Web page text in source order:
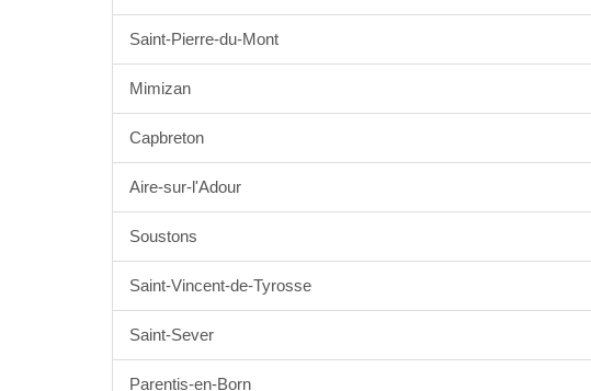
Saint-Pierre-du-Mont
Mimizan
Capbreton
Aire-sur-l'Adour
Soustons
Saint-Vincent-de-Tyrosse
Saint-Sever
Parentis-en-Born